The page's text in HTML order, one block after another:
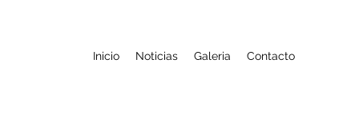
Inicio Noticias Galeria Contacto